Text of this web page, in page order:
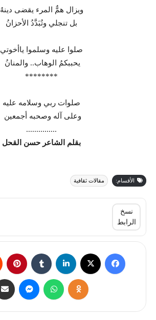
ويزال همٌّ المرء يقضى دينهُ
بل تنجلي وتُبَدَّدُ الأحزانُ
صلوا عليه وسلموا ياأخوتي
يحببكمُ الوهاب.. والمنانُ
********
صلوات ربي وسلامه عليه
وعلى آله وصحبه أجمعين
...............
بقلم الشاعر حسن القحل
الأقسام: مقالات ثقافية
نسخ
الرابط